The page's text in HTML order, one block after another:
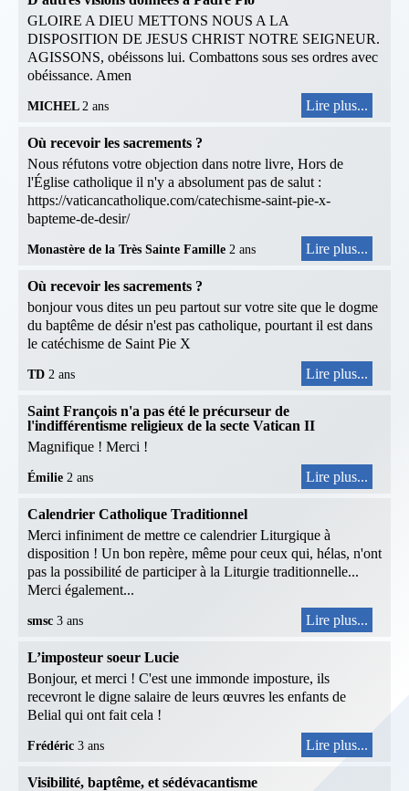
GLOIRE A DIEU METTONS NOUS A LA
DISPOSITION DE JESUS CHRIST NOTRE SEIGNEUR.
AGISSONS, obéissons lui. Combattons sous ses ordres avec
obéissance. Amen
MICHEL 2 ans Lire plus...
Où recevoir les sacrements ?
Nous réfutons votre objection dans notre livre, Hors de
l'Église catholique il n'y a absolument pas de salut :
https://vaticancatholique.com/catechisme-saint-pie-x-
bapteme-de-desir/
Monastère de la Très Sainte Famille 2 ans Lire plus...
Où recevoir les sacrements ?
bonjour vous dites un peu partout sur votre site que le dogme
du baptême de désir n'est pas catholique, pourtant il est dans
le catéchisme de Saint Pie X
TD 2 ans Lire plus...
Saint François n'a pas été le précurseur de
l'indifférentisme religieux de la secte Vatican II
Magnifique ! Merci !
Émilie 2 ans Lire plus...
Calendrier Catholique Traditionnel
Merci infiniment de mettre ce calendrier Liturgique à
disposition ! Un bon repère, même pour ceux qui, hélas, n'ont
pas la possibilité de participer à la Liturgie traditionnelle...
Merci également...
smsc 3 ans Lire plus...
L’imposteur soeur Lucie
Bonjour, et merci ! C'est une immonde imposture, ils
recevront le digne salaire de leurs œuvres les enfants de
Belial qui ont fait cela !
Frédéric 3 ans Lire plus...
Visibilité, baptême, et sédévacantisme